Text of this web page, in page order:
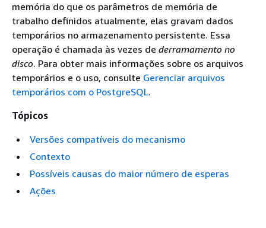
memória do que os parâmetros de memória de
trabalho definidos atualmente, elas gravam dados
temporários no armazenamento persistente. Essa
operação é chamada às vezes de derramamento no
disco. Para obter mais informações sobre os arquivos
temporários e o uso, consulte Gerenciar arquivos
temporários com o PostgreSQL.
Tópicos
Versões compatíveis do mecanismo
Contexto
Possíveis causas do maior número de esperas
Ações